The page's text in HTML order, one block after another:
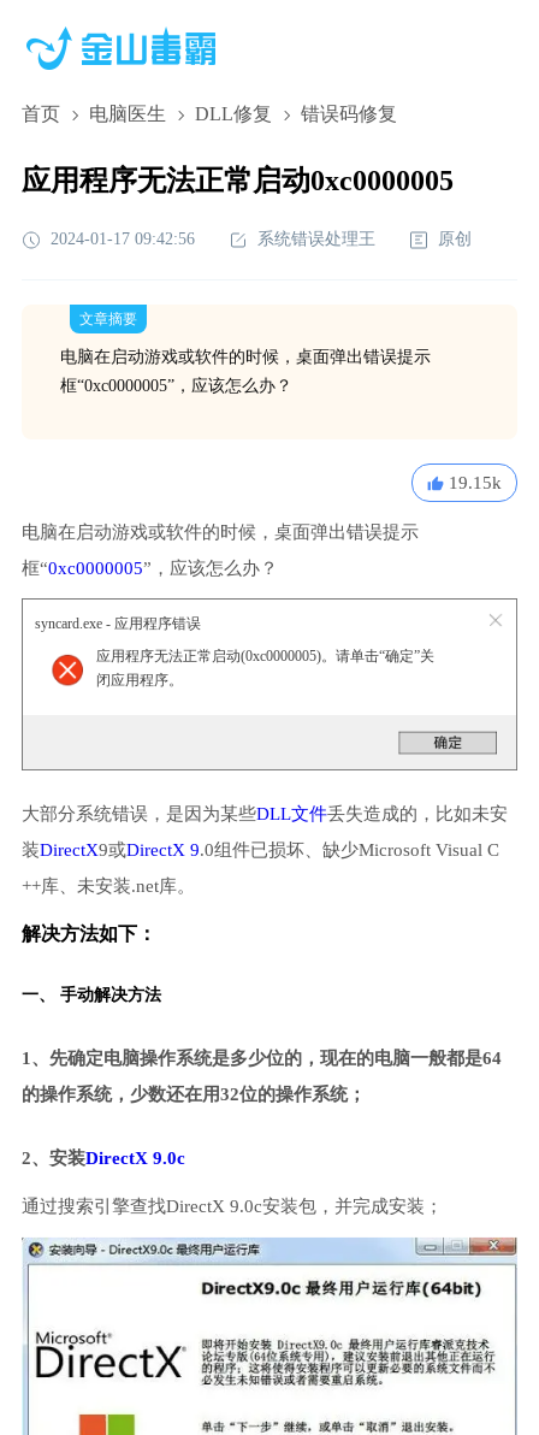
首页 电脑医生 DLL修复 错误码修复
应用程序无法正常启动0xc0000005
2024-01-17 09:42:56 系统错误处理王 原创
文章摘要
电脑在启动游戏或软件的时候，桌面弹出错误提示
框“0xc0000005”，应该怎么办？
19.15k
电脑在启动游戏或软件的时候，桌面弹出错误提示
框“0xc0000005”，应该怎么办？
syncard.exe - 应用程序错误
应用程序无法正常启动(0xc0000005)。请单击“确定”关
闭应用程序。
大部分系统错误，是因为某些DLL文件丢失造成的，比如未安
装DirectX9或DirectX 9.0组件已损坏、缺少Microsoft Visual C
++库、未安装.net库。
解决方法如下：
一、 手动解决方法
1、先确定电脑操作系统是多少位的，现在的电脑一般都是64
的操作系统，少数还在用32位的操作系统；
2、安装DirectX 9.0c
通过搜索引擎查找DirectX 9.0c安装包，并完成安装；